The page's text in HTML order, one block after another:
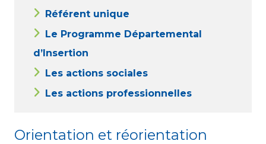
Référent unique
Le Programme Départemental
d’Insertion
Les actions sociales
Les actions professionnelles
Orientation et réorientation